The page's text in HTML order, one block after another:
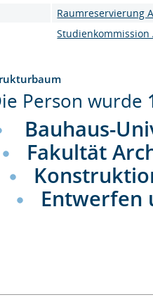
Raumreservierung
Person wurde
Bauhaus-
Fakultät